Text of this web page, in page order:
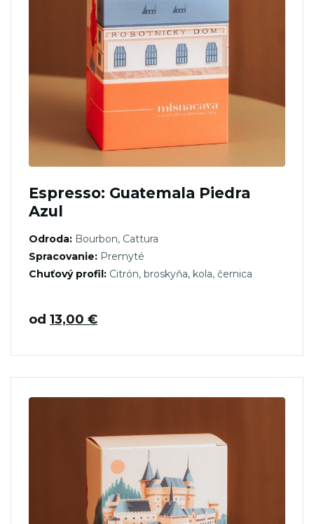
Espresso: Guatemala Piedra
Azul
Odroda: Bourbon, Cattura
Spracovanie: Premyté
Chuťový profil: Citrón, broskyňa, kola, černica
od 13,00 €